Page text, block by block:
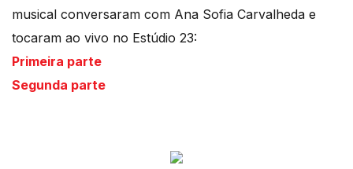
musical conversaram com Ana Sofia Carvalheda e
tocaram ao vivo no Estúdio 23:
Primeira parte
Segunda parte